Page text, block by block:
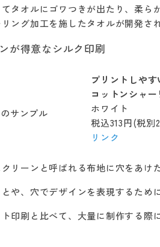
タオルにゴワつきが出たり、柔
ング加工を施したタオルが開発さ
が得意なシルク印刷
プリントしやす
コットンシャ
ホワイト
税込313円(税別
リンク
リーンと呼ばれる布地に穴をあけ
や、穴でデザインを表現するため
印刷と比べて、大量に制作する